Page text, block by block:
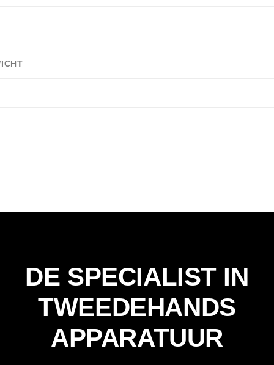
DE SPECIALIST IN
TWEEDEHANDS
APPARATUUR